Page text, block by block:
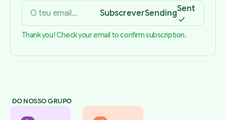
SubscreverSendingSent
Thank you! Check your email to confirm subscription.
DO NOSSO GRUPO